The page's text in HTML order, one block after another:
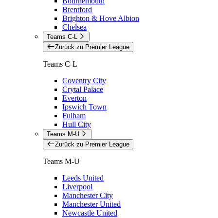
Brentford
Brighton & Hove Albion
Chelsea
Teams C-L
Zurück zu Premier League
Teams C-L
Coventry City
Crytal Palace
Everton
Ipswich Town
Fulham
Hull City
Teams M-U
Zurück zu Premier League
Teams M-U
Leeds United
Liverpool
Manchester City
Manchester United
Newcastle United